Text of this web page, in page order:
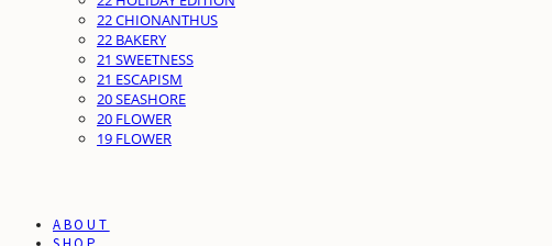
22 CHIONANTHUS
22 BAKERY
21 SWEETNESS
21 ESCAPISM
20 SEASHORE
20 FLOWER
19 FLOWER
ABOUT